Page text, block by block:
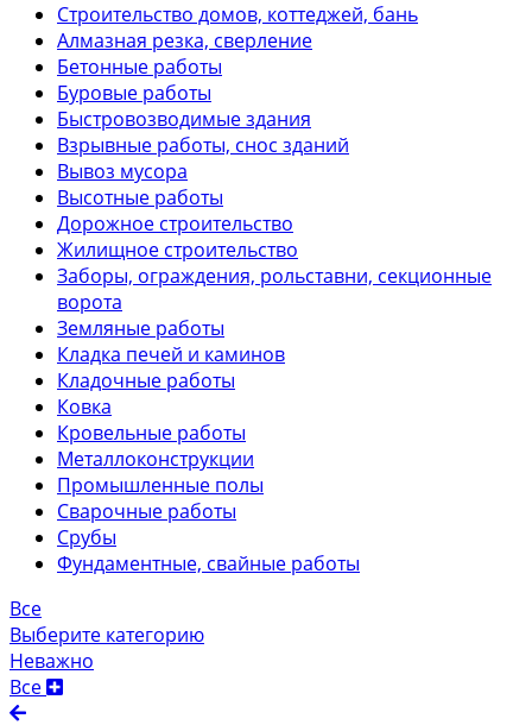
Строительство домов, коттеджей, бань
Алмазная резка, сверление
Бетонные работы
Буровые работы
Быстровозводимые здания
Взрывные работы, снос зданий
Вывоз мусора
Высотные работы
Дорожное строительство
Жилищное строительство
Заборы, ограждения, рольставни, секционные
ворота
Земляные работы
Кладка печей и каминов
Кладочные работы
Ковка
Кровельные работы
Металлоконструкции
Промышленные полы
Сварочные работы
Срубы
Фундаментные, свайные работы
Все
Выберите категорию
Неважно
Все